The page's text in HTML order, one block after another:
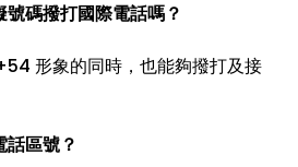
碼撥打國際電話嗎？
形象的同時，也能夠撥打及接
區號？